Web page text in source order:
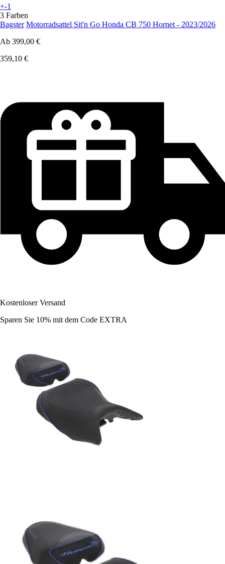
+-1
3 Farben
Bagster Motorradsattel Sit'n Go Honda CB 750 Hornet - 2023/2026
Ab 399,00 €
359,10 €
Kostenloser Versand
Sparen Sie 10% mit dem Code EXTRA